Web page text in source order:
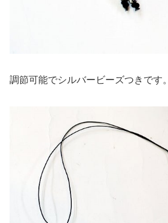
調節可能でシルバービーズつきです。